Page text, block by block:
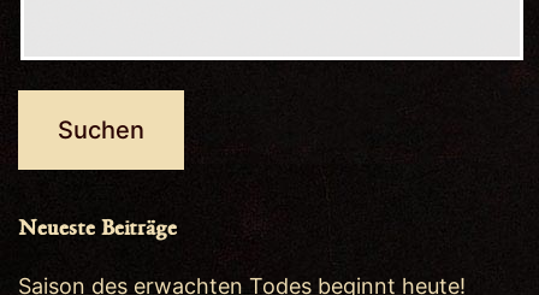
Neueste Beiträge
Saison des erwachten Todes beginnt heute!